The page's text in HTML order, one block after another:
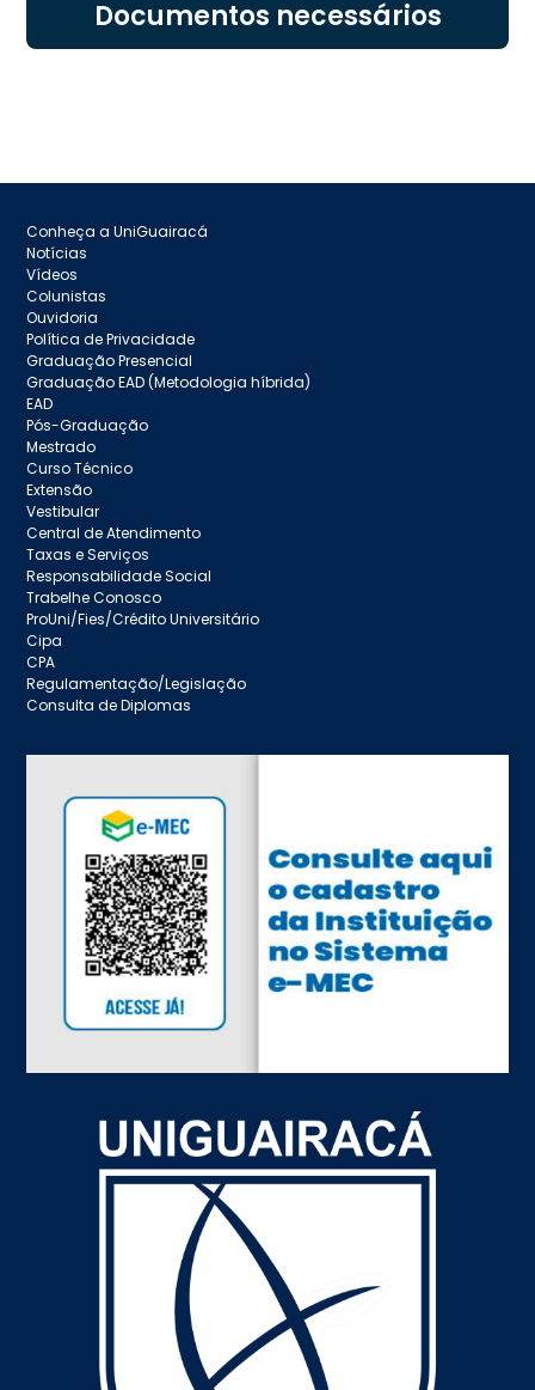
Documentos necessários
Conheça a UniGuairacá
Notícias
Vídeos
Colunistas
Ouvidoria
Política de Privacidade
Graduação Presencial
Graduação EAD (Metodologia híbrida)
EAD
Pós-Graduação
Mestrado
Curso Técnico
Extensão
Vestibular
Central de Atendimento
Taxas e Serviços
Responsabilidade Social
Trabelhe Conosco
ProUni/Fies/Crédito Universitário
Cipa
CPA
Regulamentação/Legislação
Consulta de Diplomas